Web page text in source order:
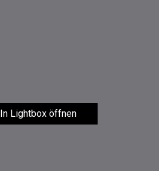
In Lightbox öffnen